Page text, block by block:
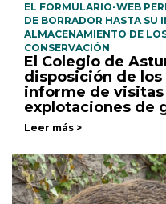
EL FORMULARIO-WEB
DE BORRADOR HASTA SU
ALMACENAMIENTO DE
CONSERVACIÓN
El Colegio de
disposición de los
informe de
explotaciones de
Leer más >